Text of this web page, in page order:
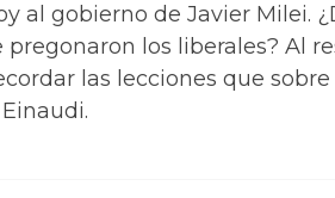
al gobierno de Javier Milei.
los liberales? Al
las lecciones que